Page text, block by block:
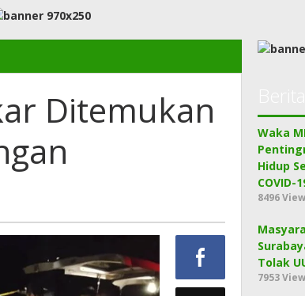
Ditemukan
Waka
Hidup
COVID-
8496
Tolak
7953